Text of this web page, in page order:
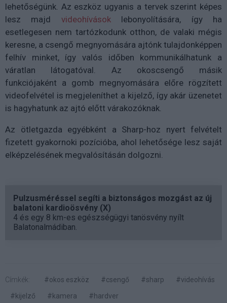
lehetőségünk. Az eszköz ugyanis a tervek szerint képes
lesz majd videohívásoklebonyolítására, így ha
esetlegesen nem tartózkodunk otthon, de valaki mégis
keresne, a csengő megnyomására ajtónk tulajdonképpen
felhív minket, így valós időben kommunikálhatunk a
váratlan látogatóval. Az okoscsengő másik
funkciójaként a gomb megnyomására előre rögzített
videofelvétel is megjeleníthet a kijelző, így akár üzenetet
is hagyhatunk az ajtó előtt várakozóknak.
Az ötletgazda egyébként a Sharp-hoz nyert felvételt
fizetett gyakornoki pozícióba, ahol lehetősége lesz saját
elképzelésének megvalósításán dolgozni.
Pulzusméréssel segíti a biztonságos mozgást az új
balatoni kardioösvény (X)
4 és egy 8 km-es egészségügyi tanösvény nyílt
Balatonalmádiban.
Címkék: #okos eszköz #csengő #sharp
#videohívás
#kijelző
#kamera #hardver